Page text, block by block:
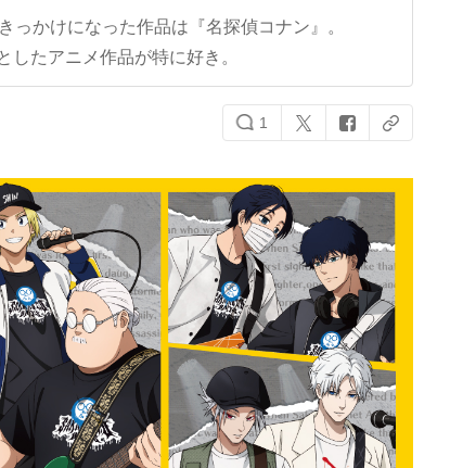
っかけになった作品は『名探偵コナン』。
したアニメ作品が特に好き。
1